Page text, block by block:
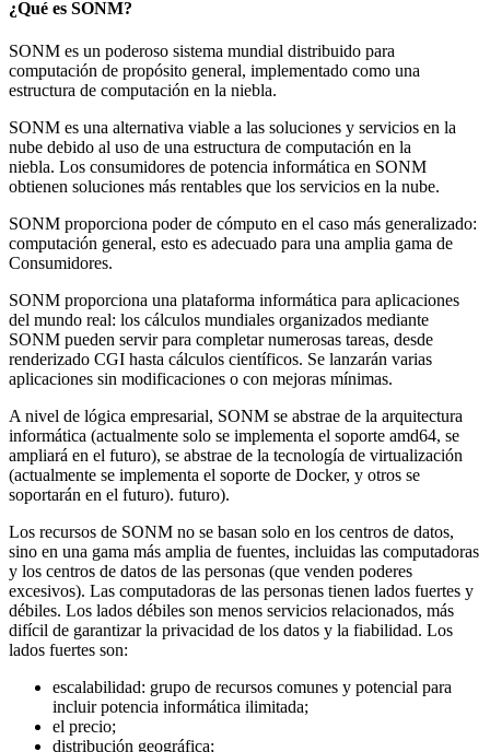
¿Qué es SONM?
SONM es un poderoso sistema mundial distribuido para
computación de propósito general, implementado como una
estructura de computación en la niebla.
SONM es una alternativa viable a las soluciones y servicios en la
nube debido al uso de una estructura de computación en la
niebla. Los consumidores de potencia informática en SONM
obtienen soluciones más rentables que los servicios en la nube.
SONM proporciona poder de cómputo en el caso más generalizado:
computación general, esto es adecuado para una amplia gama de
Consumidores.
SONM proporciona una plataforma informática para aplicaciones
del mundo real: los cálculos mundiales organizados mediante
SONM pueden servir para completar numerosas tareas, desde
renderizado CGI hasta cálculos científicos. Se lanzarán varias
aplicaciones sin modificaciones o con mejoras mínimas.
A nivel de lógica empresarial, SONM se abstrae de la arquitectura
informática (actualmente solo se implementa el soporte amd64, se
ampliará en el futuro), se abstrae de la tecnología de virtualización
(actualmente se implementa el soporte de Docker, y otros se
soportarán en el futuro). futuro).
Los recursos de SONM no se basan solo en los centros de datos,
sino en una gama más amplia de fuentes, incluidas las computadoras
y los centros de datos de las personas (que venden poderes
excesivos). Las computadoras de las personas tienen lados fuertes y
débiles. Los lados débiles son menos servicios relacionados, más
difícil de garantizar la privacidad de los datos y la fiabilidad. Los
lados fuertes son:
escalabilidad: grupo de recursos comunes y potencial para
incluir potencia informática ilimitada;
el precio;
distribución geográfica;